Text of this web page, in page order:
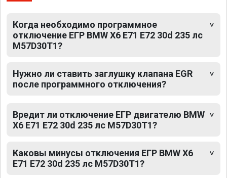
Когда необходимо программное
отключение ЕГР BMW X6 E71 E72 30d 235 лс
M57D30T1?
Нужно ли ставить заглушку клапана EGR
после программного отключения?
Вредит ли отключение ЕГР двигателю BMW
X6 E71 E72 30d 235 лс M57D30T1?
Каковы минусы отключения ЕГР BMW X6
E71 E72 30d 235 лс M57D30T1?